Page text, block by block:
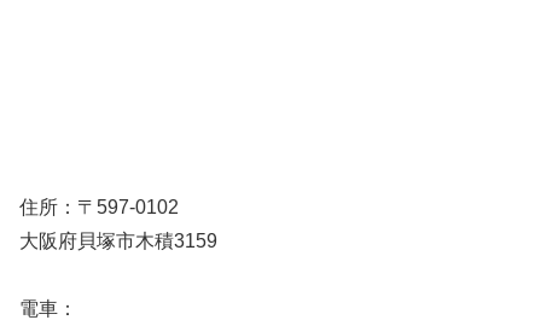
住所：〒597-0102
大阪府貝塚市木積3159
電車：